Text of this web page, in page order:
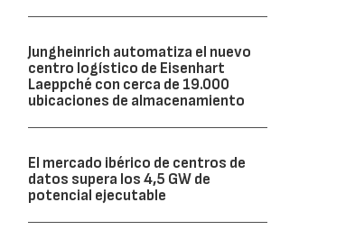
Jungheinrich automatiza el nuevo
centro logístico de Eisenhart
Laeppché con cerca de 19.000
ubicaciones de almacenamiento
El mercado ibérico de centros de
datos supera los 4,5 GW de
potencial ejecutable